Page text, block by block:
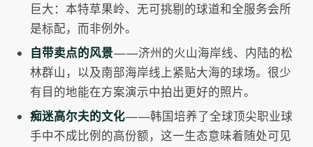
巨大：本特草果岭、无可挑剔的球道和全服务会所
是标配，而非例外。
自带卖点的风景——济州的火山海岸线、内陆的松
林群山，以及南部海岸线上紧贴大海的球场。很少
有目的地能在方案演示中拍出更好的照片。
痴迷高尔夫的文化——韩国培养了全球顶尖职业球
手中不成比例的高份额，这一生态意味着随处可见